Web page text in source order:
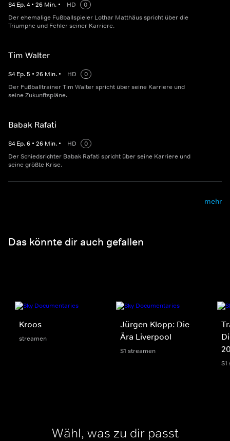
S4 Ep.4 • 26 Min. • HD
0
Der ehemalige Fußballspieler Lothar Matthäus spricht über die
Triumphe und Fehler seiner Karriere.
Tim Walter
S4 Ep.5 • 26 Min. • HD
0
Der Fußballtrainer Tim Walter spricht über seine Karriere und
seine Zukunftspläne.
Babak Rafati
S4 Ep.6 • 26 Min. • HD
0
Der Schiedsrichter Babak Rafati spricht über seine Karriere und
seine größte Krise.
mehr
Das könnte dir auch gefallen
Kroos
streamen
Jürgen Klopp: Die
Ära Liverpool
S1 streamen
Wähl, was zu dir passt